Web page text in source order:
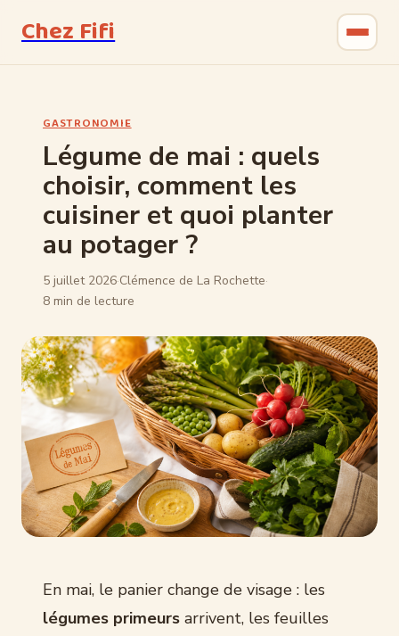
Chez Fifi
Bricolage
Jardinage
Maison & Déco
GASTRONOMIE
Légume de mai : quels
choisir, comment les
cuisiner et quoi planter
au potager ?
5 juillet 2026·Clémence de La Rochette·
8 min de lecture
En mai, le panier change de visage : les
légumes primeurs arrivent, les feuilles